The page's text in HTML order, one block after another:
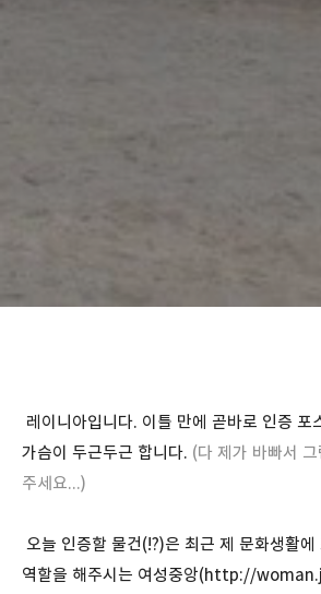
레이니아입니다. 이틀 만에 곧바로 인증 포
가슴이 두근두근 합니다. (다 제가 바빠서
주세요...)
오늘 인증할 물건(!?)은 최근 제 문화생활에
역할을 해주시는 여성중앙(http://